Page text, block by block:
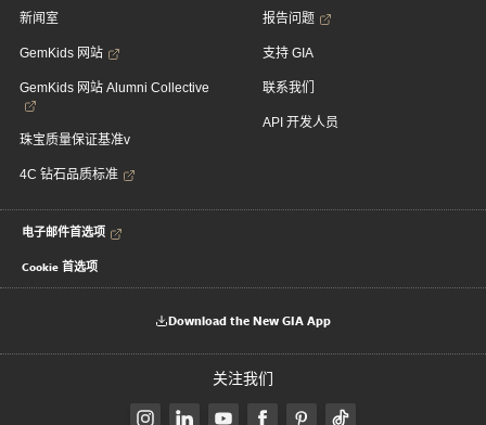
新闻室
GemKids 网站
GemKids 网站 Alumni Collective
珠宝质量保证基准v
4C 钻石品质标准
报告问题
支持 GIA
联系我们
API 开发人员
电子邮件首选项
Cookie 首选项
Download the New GIA App
关注我们